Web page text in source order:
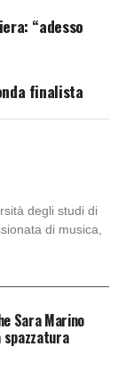
“adesso
finalista
degli studi di
di musica,
Sara Marino
spazzatura